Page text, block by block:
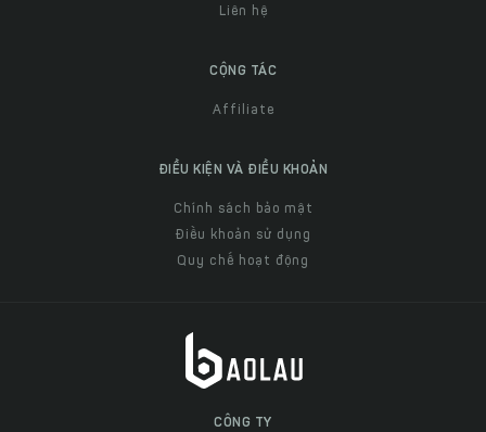
Liên hệ
CỘNG TÁC
Affiliate
ĐIỀU KIỆN VÀ ĐIỀU KHOẢN
Chính sách bảo mật
Điều khoản sử dụng
Quy chế hoạt động
CÔNG TY